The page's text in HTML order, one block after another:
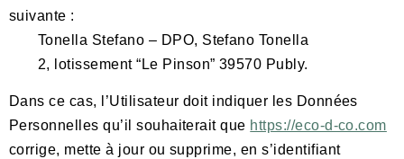
suivante :
Tonella Stefano – DPO, Stefano Tonella
2, lotissement “Le Pinson” 39570 Publy.
Dans ce cas, l’Utilisateur doit indiquer les Données
Personnelles qu’il souhaiterait que https://eco-d-co.com
corrige, mette à jour ou supprime, en s’identifiant